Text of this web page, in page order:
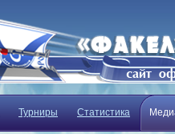
Турниры Статистика